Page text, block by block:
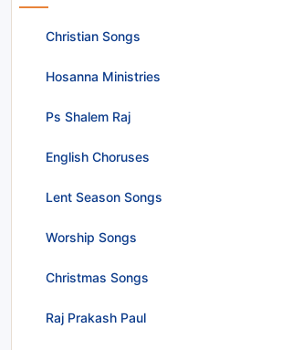
Christian Songs
Hosanna Ministries
Ps Shalem Raj
English Choruses
Lent Season Songs
Worship Songs
Christmas Songs
Raj Prakash Paul